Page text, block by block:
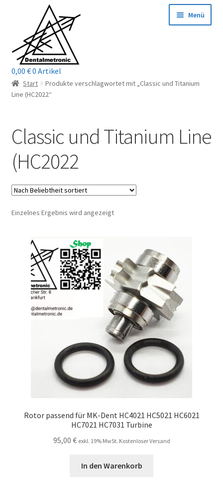
Navigation
springen
springen
Menü
Home
Mein Konto / Login
Kontakt
Reparaturservice
Wichtige Infos
Warenkorb
Stellenangebote
0,00 €0 Artikel
Start
Produkte verschlagwortet mit „Classic und Titanium
Line (HC2022“
Classic und Titanium Line
(HC2022
Einzelnes Ergebnis wird angezeigt
Rotor passend für MK-Dent HC4021 HC5021 HC6021
HC7021 HC7031 Turbine
95,00 € exkl. 19% MwSt. Kostenloser Versand
In den Warenkorb